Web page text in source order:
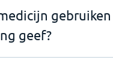
geef?